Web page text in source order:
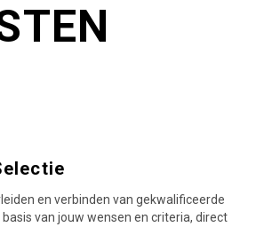
en verbinden van gekwalificeerde
basis van jouw wensen en criteria, direct